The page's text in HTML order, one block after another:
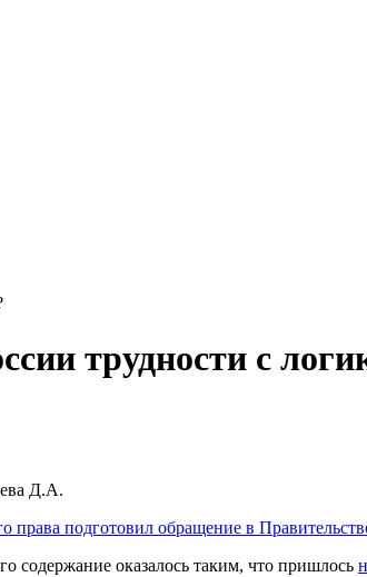
трудности с
Д.А.
права подготовил обращение в
содержание оказалось таким, что пришлось